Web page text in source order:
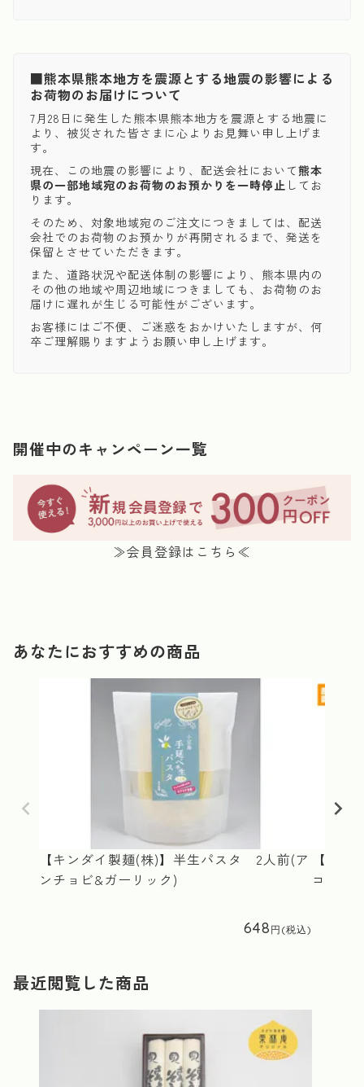
■熊本県熊本地方を震源とする地震の影響による
お荷物のお届けについて
7月28日に発生した熊本県熊本地方を震源とする地震に
より、被災された皆さまに心よりお見舞い申し上げま
す。
現在、この地震の影響により、配送会社において熊本
県の一部地域宛のお荷物のお預かりを一時停止 してお
ります。
そのため、対象地域宛のご注文につきましては、配送
会社でのお荷物のお預かりが再開されるまで、発送を
保留とさせていただきます。
また、道路状況や配送体制の影響により、熊本県内の
その他の地域や周辺地域につきましても、お荷物のお
届けに遅れが生じる可能性がございます。
お客様にはご不便、ご迷惑をおかけいたしますが、何
卒ご理解賜りますようお願い申し上げます。
開催中のキャンペーン一覧
≫会員登録はこちら≪
あなたにおすすめの商品
【キンダイ製麺(株)】半生パスタ 2人前(ア
ンチョビ&ガーリック)
648
【マ
コーン
最近閲覧した商品